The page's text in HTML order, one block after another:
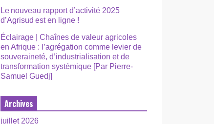
Le nouveau rapport d’activité 2025
d’Agrisud est en ligne !
Éclairage | Chaînes de valeur agricoles
en Afrique : l’agrégation comme levier de
souveraineté, d’industrialisation et de
transformation systémique [Par Pierre-
Samuel Guedj]
Archives
juillet 2026